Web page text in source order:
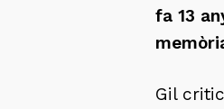
fa 13
Gil